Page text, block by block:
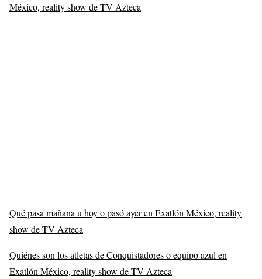
México, reality show de TV Azteca
Qué pasa mañana u hoy o pasó ayer en Exatlón México, reality
show de TV Azteca
Quiénes son los atletas de Conquistadores o equipo azul en
Exatlón México, reality show de TV Azteca